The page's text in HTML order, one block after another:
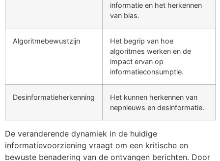
informatie en het herkennen
van bias.
Algoritmebewustzijn
Het begrip van hoe
algoritmes werken en de
impact ervan op
informatieconsumptie.
Desinformatieherkenning
Het kunnen herkennen van
nepnieuws en desinformatie.
De veranderende dynamiek in de huidige
informatievoorziening vraagt om een kritische en
bewuste benadering van de ontvangen berichten. Door